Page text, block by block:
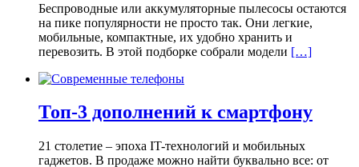
Беспроводные или аккумуляторные пылесосы остаются
на пике популярности не просто так. Они легкие,
мобильные, компактные, их удобно хранить и
перевозить. В этой подборке собрали модели […]
Топ-3 дополнений к смартфону
21 столетие – эпоха IT-технологий и мобильных
гаджетов. В продаже можно найти буквально все: от